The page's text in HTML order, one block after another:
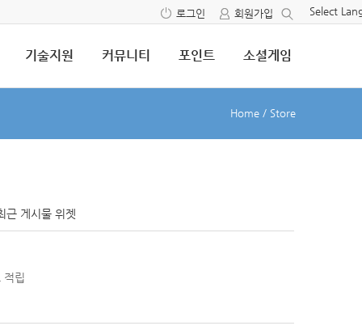
Select
로그인 회원가입
기술지원 커뮤니티 포인트 소셜게임
Home / Store
근 게시물 위젯
적립